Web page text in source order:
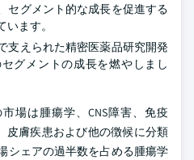
セグメント的な成長を促進する
ます。
支えられた精密医薬品研究開発
グメントの成長を燃やしまし
場は腫瘍学、CNS障害、免疫
皮膚疾患および他の徴候に分類
シェアの過半数を占める腫瘍学